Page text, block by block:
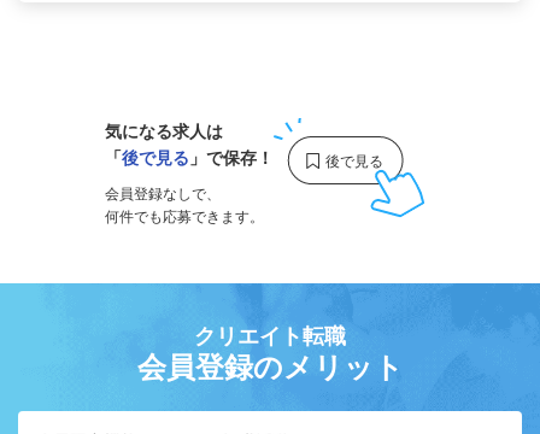
気になる求人は
「後で見る 」で保存！
会員登録なしで、
何件でも応募できます。
クリエイト転職
会員登録のメリット